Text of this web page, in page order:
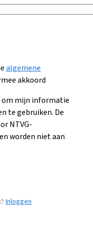
algemene
akkoord
om mijn informatie
te gebruiken. De
NTVG-
worden niet aan
Inloggen